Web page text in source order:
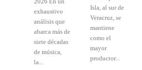
exhaustivo
análisis que
abarca más de
siete décadas
de música,
la...
Isla, al sur de
Veracruz, se
mantiene
como el
mayor
productor...